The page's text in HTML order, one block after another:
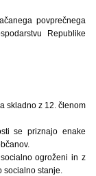
povprečnega
Republike
skladno z 12. členom
se priznajo enake
ogroženi in z
stanje.